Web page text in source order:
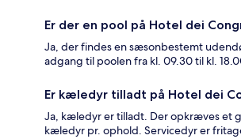
Er der en pool på Hotel dei
Ja, der findes en sæsonbestemt
adgang til poolen fra kl. 09.30 til kl.
Er kæledyr tilladt på Hotel dei
Ja, kæledyr er tilladt. Der opkræves et
kæledyr pr. ophold. Servicedyr er